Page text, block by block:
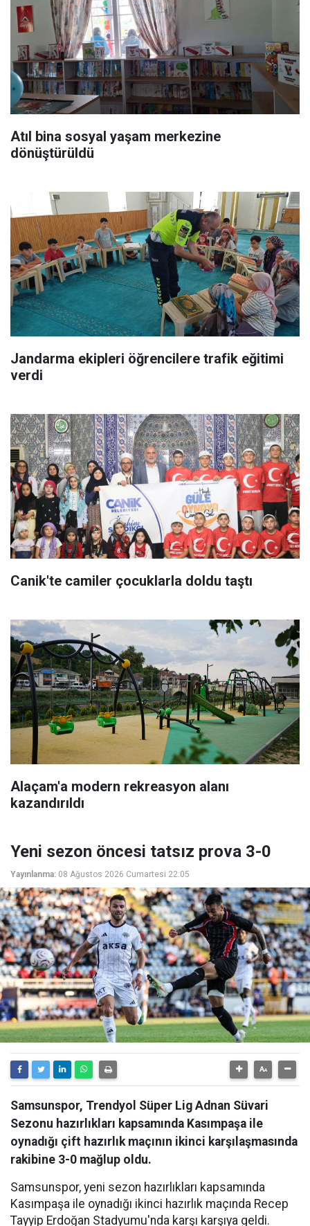
Atıl bina sosyal yaşam merkezine
dönüştürüldü
Jandarma ekipleri öğrencilere trafik eğitimi
verdi
Canik'te camiler çocuklarla doldu taştı
Alaçam'a modern rekreasyon alanı
kazandırıldı
Yeni sezon öncesi tatsız prova 3-0
Yayınlanma: 08 Ağustos 2026 Cumartesi 22:05
Samsunspor, Trendyol Süper Lig Adnan Süvari
Sezonu hazırlıkları kapsamında Kasımpaşa ile
oynadığı çift hazırlık maçının ikinci karşılaşmasında
rakibine 3-0 mağlup oldu.
Samsunspor, yeni sezon hazırlıkları kapsamında
Kasımpaşa ile oynadığı ikinci hazırlık maçında Recep
Tayyip Erdoğan Stadyumu'nda karşı karşıya geldi.